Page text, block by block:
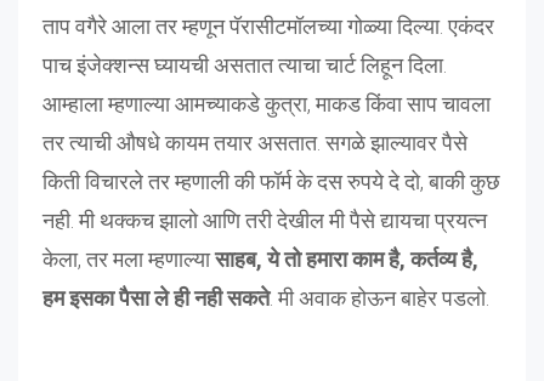
ताप वगैरे आला तर म्हणून पॅरासीटमॉलच्या गोळ्या दिल्या. एकंदर
पाच इंजेक्शन्स घ्यायची असतात त्याचा चार्ट लिहून दिला.
आम्हाला म्हणाल्या आमच्याकडे कुत्रा, माकड किंवा साप चावला
तर त्याची औषधे कायम तयार असतात. सगळे झाल्यावर पैसे
किती विचारले तर म्हणाली की फॉर्म के दस रुपये दे दो, बाकी कुछ
नही. मी थक्कच झालो आणि तरी देखील मी पैसे द्यायचा प्रयत्न
केला, तर मला म्हणाल्यासाहब, ये तो हमारा काम है, कर्तव्य है,
हम इसका पैसा ले ही नही सकते. मी अवाक होऊन बाहेर पडलो.